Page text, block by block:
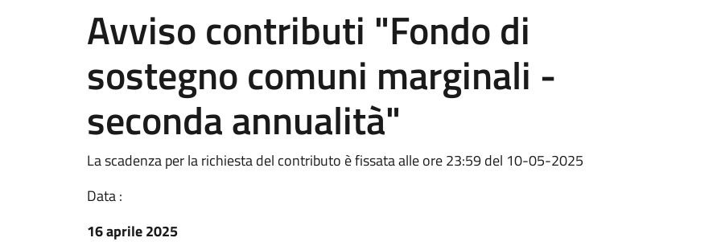
Avviso contributi "Fondo di
sostegno comuni marginali -
seconda annualità"
La scadenza per la richiesta del contributo è fissata alle ore 23:59 del 10-05-2025
Data :
16 aprile 2025